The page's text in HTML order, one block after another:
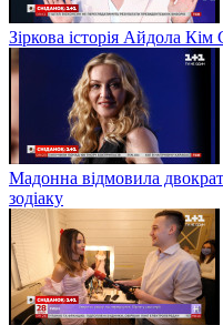
Зіркова історія Айдола
Мадонна відмовила
зодіаку